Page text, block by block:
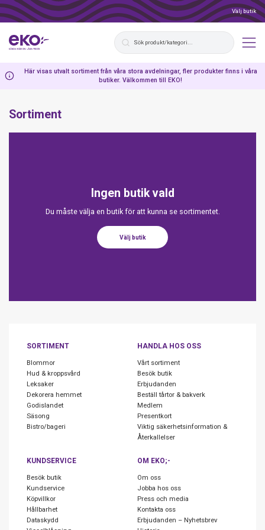
Välj butik
Här visas utvalt sortiment från våra stora avdelningar, fler produkter finns i våra
butiker. Välkommen till EKO!
Sortiment
Ingen butik vald
Du måste välja en butik för att kunna se sortimentet.
Välj butik
SORTIMENT
Blommor
Hud & kroppsvård
Leksaker
Dekorera hemmet
Godislandet
Säsong
Bistro/bageri
HANDLA HOS OSS
Vårt sortiment
Besök butik
Erbjudanden
Beställ tårtor & bakverk
Medlem
Presentkort
Viktig säkerhetsinformation &
Återkallelser
KUNDSERVICE
Besök butik
Kundservice
Köpvillkor
Hållbarhet
Dataskydd
OM EKO;-
Om oss
Jobba hos oss
Press och media
Kontakta oss
Erbjudanden – Nyhetsbrev